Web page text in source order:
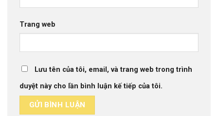
Trang web
Lưu tên của tôi, email, và trang web trong trình
duyệt này cho lần bình luận kế tiếp của tôi.